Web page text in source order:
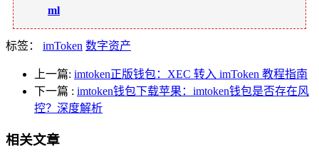
ml
标签： imToken 数字资产
上一篇: imtoken正版钱包：XEC 转入 imToken 教程指南
下一篇 : imtoken钱包下载苹果：imtoken钱包是否存在风
控？深度解析
相关文章